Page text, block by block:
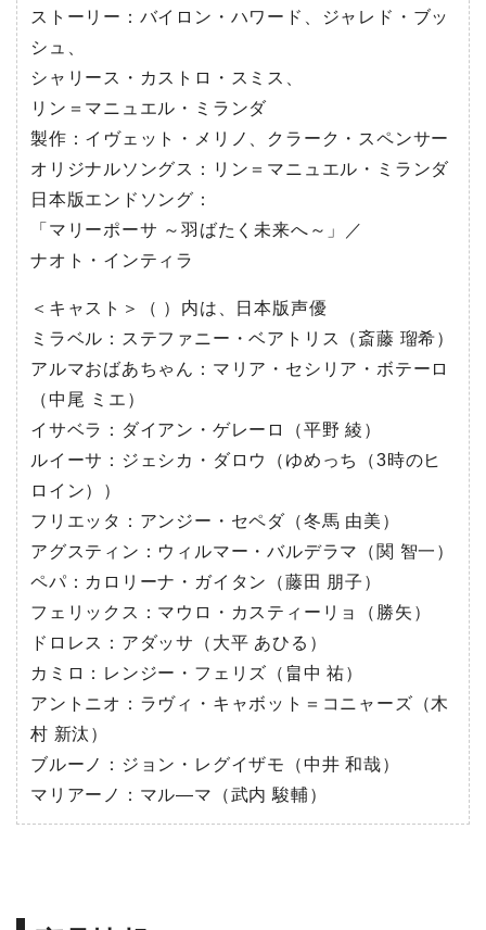
ストーリー：バイロン・ハワード、ジャレド・ブッ
シュ、
シャリース・カストロ・スミス、
リン＝マニュエル・ミランダ
製作：イヴェット・メリノ、クラーク・スペンサー
オリジナルソングス：リン＝マニュエル・ミランダ
日本版エンドソング：
「マリーポーサ ～羽ばたく未来へ～」／
ナオト・インティラ
＜キャスト＞（ ）内は、日本版声優
ミラベル：ステファニー・ベアトリス（斎藤 瑠希）
アルマおばあちゃん：マリア・セシリア・ボテーロ
（中尾 ミエ）
イサベラ：ダイアン・ゲレーロ（平野 綾）
ルイーサ：ジェシカ・ダロウ（ゆめっち（3時のヒ
ロイン））
フリエッタ：アンジー・セペダ（冬馬 由美）
アグスティン：ウィルマー・バルデラマ（関 智一）
ペパ：カロリーナ・ガイタン（藤田 朋子）
フェリックス：マウロ・カスティーリョ（勝矢）
ドロレス：アダッサ（大平 あひる）
カミロ：レンジー・フェリズ（畠中 祐）
アントニオ：ラヴィ・キャボット＝コニャーズ（木
村 新汰）
ブルーノ：ジョン・レグイザモ（中井 和哉）
マリアーノ：マル―マ（武内 駿輔）